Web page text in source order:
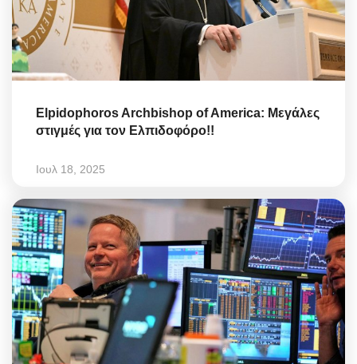
Elpidophoros Archbishop of America: Μεγάλες
στιγμές για τον Ελπιδοφόρο!!
Ιουλ 18, 2025